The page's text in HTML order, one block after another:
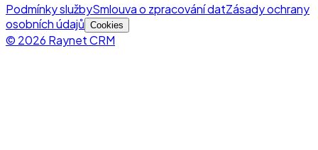
Podmínky službySmlouva o zpracování datZásady ochrany
osobních údajů Cookies
© 2026 Raynet CRM